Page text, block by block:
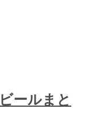
ールまと